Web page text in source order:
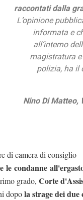
raccontati dalla
L’opinione
informata e
all’interno
magistratura
polizia, ha il
Nino Di Matteo,
di camera di consiglio
le condanne
grado, Corte
dopola strage dei